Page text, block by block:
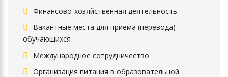
Финансово-хозяйственная деятельность
Вакантные места для приема (перевода)
обучающихся
Международное сотрудничество
Организация питания в образовательной